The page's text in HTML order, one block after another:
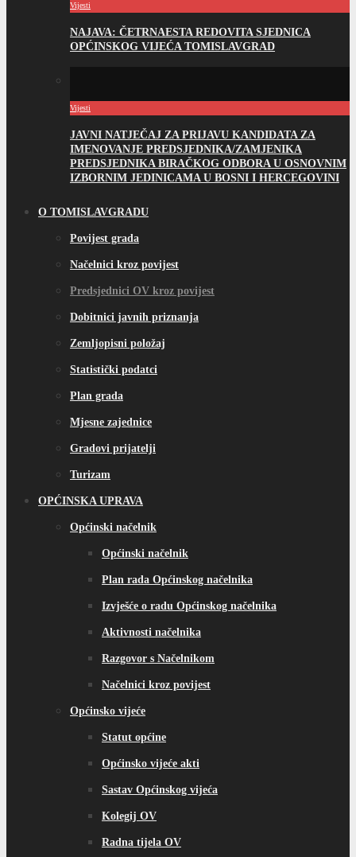
Vijesti
NAJAVA: ČETRNAESTA REDOVITA SJEDNICA
OPĆINSKOG VIJEĆA TOMISLAVGRAD
Vijesti
JAVNI NATJEČAJ ZA PRIJAVU KANDIDATA ZA
IMENOVANJE PREDSJEDNIKA/ZAMJENIKA
PREDSJEDNIKA BIRAČKOG ODBORA U OSNOVNIM
IZBORNIM JEDINICAMA U BOSNI I HERCEGOVINI
O TOMISLAVGRADU
Povijest grada
Načelnici kroz povijest
Predsjednici OV kroz povijest
Dobitnici javnih priznanja
Zemljopisni položaj
Statistički podatci
Plan grada
Mjesne zajednice
Gradovi prijatelji
Turizam
OPĆINSKA UPRAVA
Općinski načelnik
Općinski načelnik
Plan rada Općinskog načelnika
Izvješće o radu Općinskog načelnika
Aktivnosti načelnika
Razgovor s Načelnikom
Načelnici kroz povijest
Općinsko vijeće
Statut općine
Općinsko vijeće akti
Sastav Općinskog vijeća
Kolegij OV
Radna tijela OV